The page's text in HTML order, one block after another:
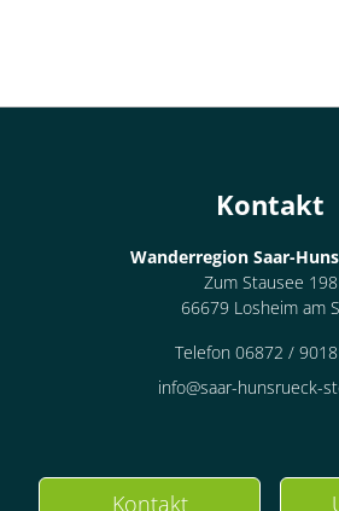
Kontakt
Wanderregion Saar-
Zum Stausee 198
66679 Losheim am
Telefon 06872 /
info@saar-hunsrueck-
Kontakt